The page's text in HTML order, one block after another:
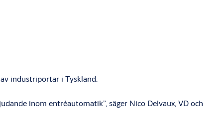
industriportar i Tyskland.
inom entréautomatik”, säger Nico Delvaux, VD och